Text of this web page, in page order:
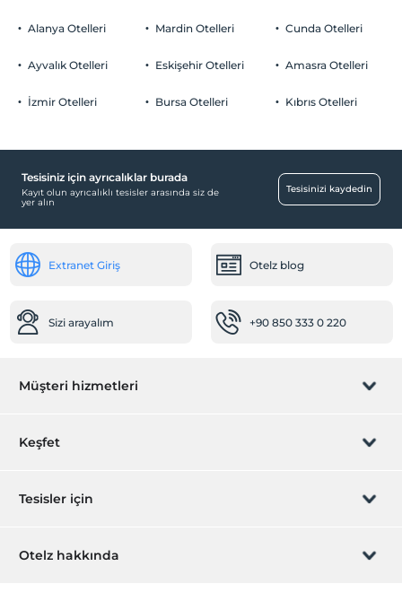
Otopark
Ücretsiz Halka Açık Otopark
Havuz
Bahçe
Aile odaları
Çocuk Havuzu
Bebek karyolası
Ulaşım
2 yaşına kadar olan bebekler ücretsizdir.
Alanya Otelleri
Ayvalık Otelleri
İzmir Otelleri
Mardin Otelleri
Eskişehir Otelleri
Bursa Otelleri
Cunda Otelleri
Amasra Otelleri
Kıbrıs Otelleri
Tesisiniz için ayrıcalıklar burada
Kayıt olun ayrıcalıklı tesisler arasında siz de
yer alın
Tesisinizi kaydedin
Extranet Giriş Otelz blog
Sizi arayalım +90 850 333 0 220
Müşteri hizmetleri
Rezervasyon yönet
Keşfet
Hediye Kart
Tesisler için
Hemen tesisinizi ekleyin
Otelz hakkında